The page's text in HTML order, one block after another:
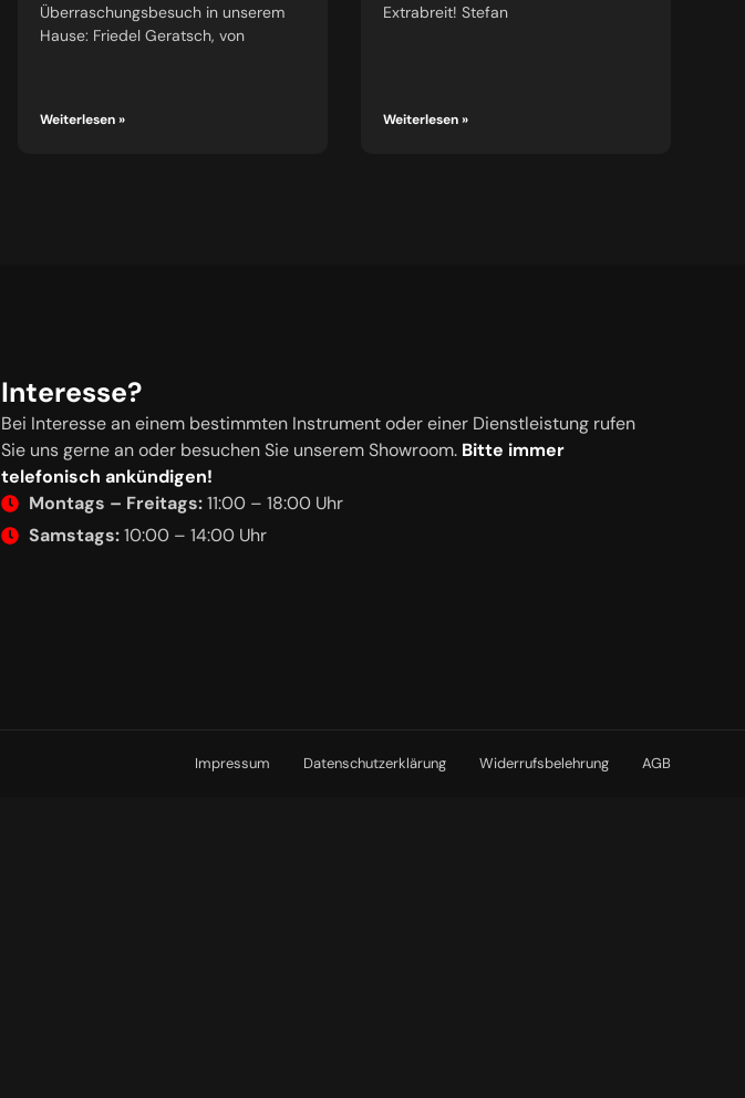
Überraschungsbesuch in unserem
Hause: Friedel Geratsch, von
Weiterlesen »
Extrabreit! Stefan
Weiterlesen »
Interesse?
Bei Interesse an einem bestimmten Instrument oder einer Dienstleistung rufen
Sie uns gerne an oder besuchen Sie unserem Showroom. Bitte immer
telefonisch ankündigen!
Montags – Freitags:11:00 – 18:00 Uhr
Samstags:10:00 – 14:00 Uhr
Impressum Datenschutzerklärung Widerrufsbelehrung AGB